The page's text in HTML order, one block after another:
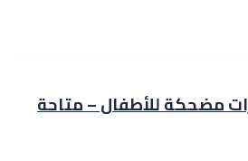
مضحكة للأطفال – متاحة